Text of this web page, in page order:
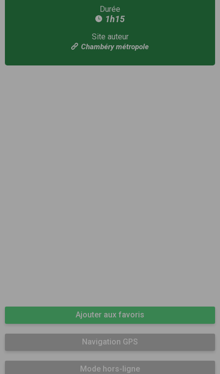
Durée
1h15
Site auteur
Chambéry métropole
Ajouter aux favoris
Navigation GPS
Mode hors-ligne